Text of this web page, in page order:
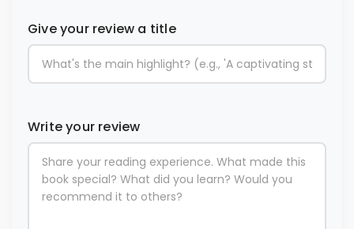
Give your review a title
Write your review